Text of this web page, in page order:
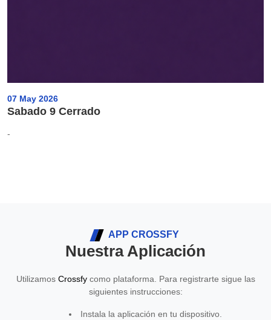
07 May 2026
Sabado 9 Cerrado
-
APP CROSSFY
Nuestra Aplicación
Utilizamos Crossfycomo plataforma. Para registrarte sigue las
siguientes instrucciones:
Instala la aplicación en tu dispositivo.